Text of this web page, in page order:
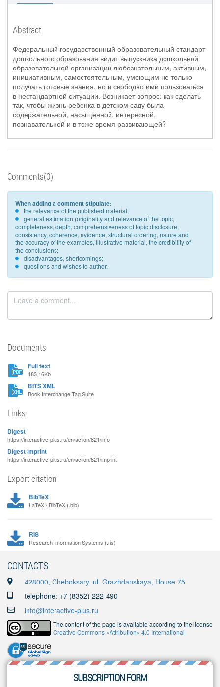
Abstract
Федеральный государственный образовательный стандарт
дошкольного образования видит выпускника дошкольной
образовательной организации любознательным, активным,
инициативным, самостоятельным, умеющим не только
получать готовые знания, но и свободно ими пользоваться
в нестандартной ситуации. Возникает вопрос: как сделать
так, чтобы жизнь ребенка в детском саду была
содержательной, насыщенной, интересной,
познавательной и в тоже время развивающей?
Comments(0)
When adding a comment stipulate:
the relevance of the published material;
general estimation (originality and relevance of the topic,
completeness, depth, comprehensiveness of topic disclosure,
consistency, coherence, evidence, structural ordering, nature and
the accuracy of the examples, illustrative material, the credibility of
the conclusions;
disadvantages, shortcomings;
questions and wishes to author.
Documents
Full text
183.16Kb
BITS XML
Book Interchange Tag Suite
Links
Digest
https://interactive-plus.ru/en/action/821/info
Digest imprint
https://interactive-plus.ru/en/action/821/imprint
Export citation
BibTeX
LaTeX / BibTeX (.bib)
RIS
Research Information Systems (.ris)
CONTACTS
428000, Cheboksary, ul. Grazhdanskaya, House 75
telephone: +7 (8352) 222-490
info@interactive-plus.ru
The content of the page is available according to the license
Creative Commons «Attribution» 4.0 International
SUBSCRIPTION FORM